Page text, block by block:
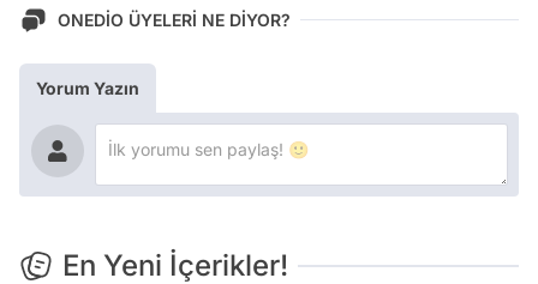
ONEDİO ÜYELERİ NE DİYOR?
Yorum Yazın
En Yeni İçerikler!